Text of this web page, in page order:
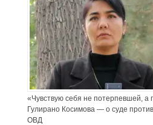
«Чувствую себя не потерпевшей, а
Гулирано Косимова — о суде
ОВД